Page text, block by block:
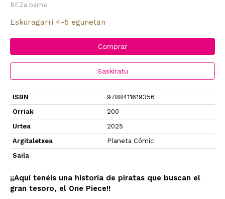
BEZa barne
Eskuragarri 4-5 egunetan
Comprar
Saskiratu
ISBN
9788411619356
Orriak
200
Urtea
2025
Argitaletxea
Planeta Cómic
Saila
¡¡Aquí tenéis una historia de piratas que buscan el
gran tesoro, el One Piece!!